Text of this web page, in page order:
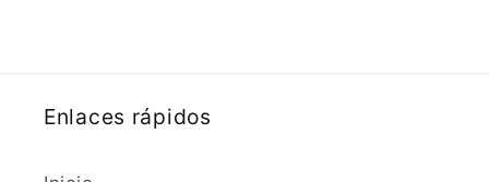
Enlaces rápidos